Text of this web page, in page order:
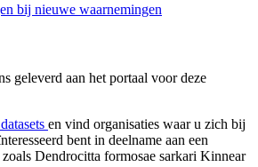
bij nieuwe waarnemingen
geleverd aan het portaal voor deze
en vind organisaties waar u zich bij
bent in deelname aan een
Dendrocitta formosae sarkari Kinnear